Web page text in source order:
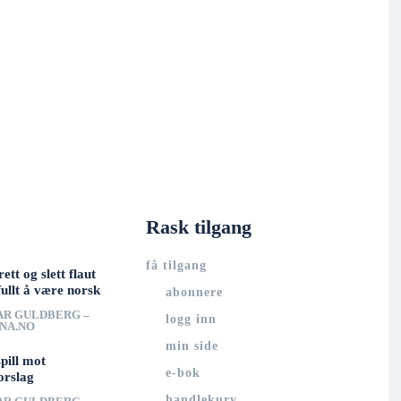
og slett flaut
å være norsk
GULDBERG –
mot
Rask tilgang
få tilgang
abonnere
logg inn
min side
e-bok